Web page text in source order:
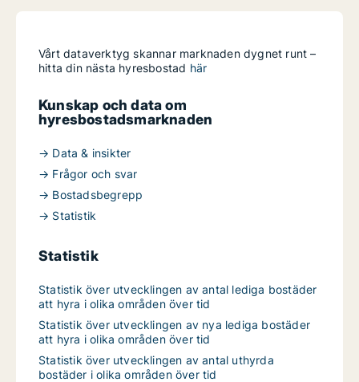
Vårt dataverktyg skannar marknaden dygnet runt –
hitta din nästa hyresbostad här
Kunskap och data om
hyresbostadsmarknaden
→ Data & insikter
→ Frågor och svar
→ Bostadsbegrepp
→ Statistik
Statistik
Statistik över utvecklingen av antal lediga bostäder
att hyra i olika områden över tid
Statistik över utvecklingen av nya lediga bostäder
att hyra i olika områden över tid
Statistik över utvecklingen av antal uthyrda
bostäder i olika områden över tid